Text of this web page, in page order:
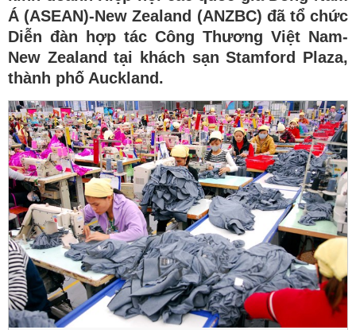
Á (ASEAN)-New Zealand (ANZBC) đã tổ chức
Diễn đàn hợp tác Công Thương Việt Nam-
New Zealand tại khách sạn Stamford Plaza,
thành phố Auckland.